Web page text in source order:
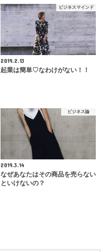
ビジネスマインド
2019.2.13
起業は簡単♡なわけがない！！
ビジネス論
2019.3.14
なぜあなたはその商品を売らない
といけないの？